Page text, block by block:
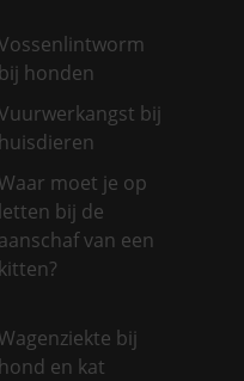
bij honden
bij
huisdieren
moet je op
letten bij de
aanschaf van een
kitten?
bij
hond en kat